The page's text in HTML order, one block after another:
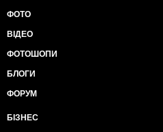
ФОТО
ВІДЕО
ФОТОШОПИ
БЛОГИ
ФОРУМ
БІЗНЕС